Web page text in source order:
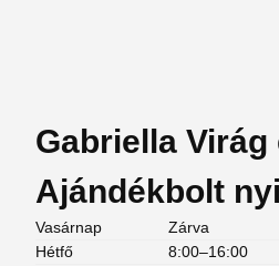
Gabriella Virág
Ajándékbolt
Vasárnap
Zárva
Hétfő
8:00–16:00